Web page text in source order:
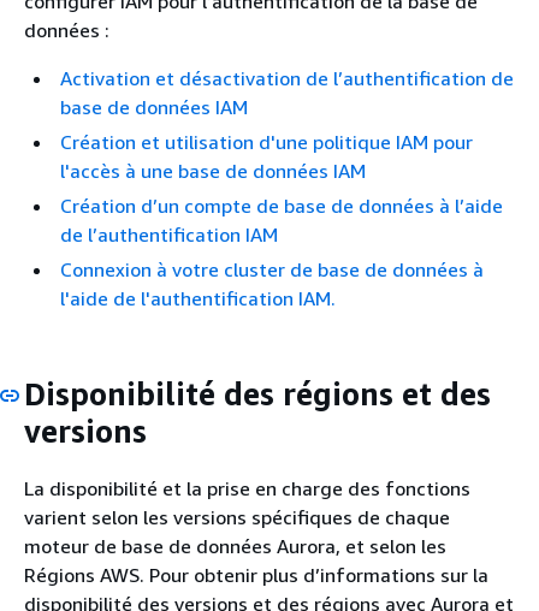
données :
Activation et désactivation de l’authentification de
base de données IAM
Création et utilisation d'une politique IAM pour
l'accès à une base de données IAM
Création d’un compte de base de données à l’aide
de l’authentification IAM
Connexion à votre cluster de base de données à
l'aide de l'authentification IAM.
Disponibilité des régions et des
versions
La disponibilité et la prise en charge des fonctions
varient selon les versions spécifiques de chaque
moteur de base de données Aurora, et selon les
Régions AWS. Pour obtenir plus d’informations sur la
disponibilité des versions et des régions avec Aurora et